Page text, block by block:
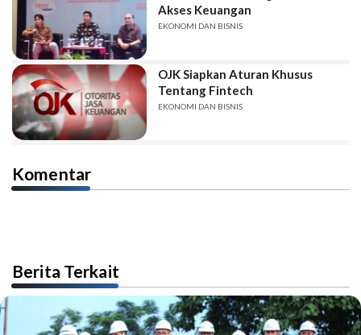
Akses Keuangan
EKONOMI DAN BISNIS
OJK Siapkan Aturan Khusus
Tentang Fintech
EKONOMI DAN BISNIS
Komentar
Berita Terkait